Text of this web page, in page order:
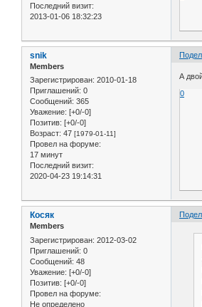
Последний визит:
2013-01-06 18:32:23
snik
Members
Зарегистрирован: 2010-01-18
Приглашений: 0
Сообщений: 365
Уважение: [+0/-0]
Позитив: [+0/-0]
Возраст: 47 [1979-01-11]
Провел на форуме:
17 минут
Последний визит:
2020-04-23 19:14:31
А
0
Косяк
Members
Зарегистрирован: 2012-03-02
Приглашений: 0
Сообщений: 48
Уважение: [+0/-0]
Позитив: [+0/-0]
Провел на форуме:
Не определено